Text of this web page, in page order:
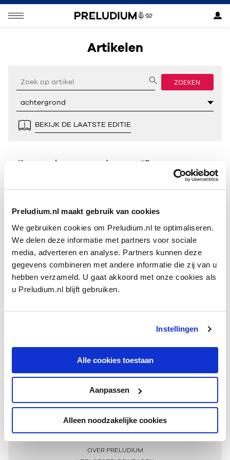
Preludium.nl maakt gebruik van cookies
We gebruiken cookies om Preludium.nl te optimaliseren.
We delen deze informatie met partners voor sociale
media, adverteren en analyse. Partners kunnen deze
gegevens combineren met andere informatie die zij van u
hebben verzameld. U gaat akkoord met onze cookies als
u Preludium.nl blijft gebruiken.
Instellingen
Alle cookies toestaan
Aanpassen
Alleen noodzakelijke cookies
Artikelen
ZOEKEN
BEKIJK DE LAATSTE EDITIE
Geen resultaten gevonden voor “”.
Meer informatie
OVER PRELUDIUM